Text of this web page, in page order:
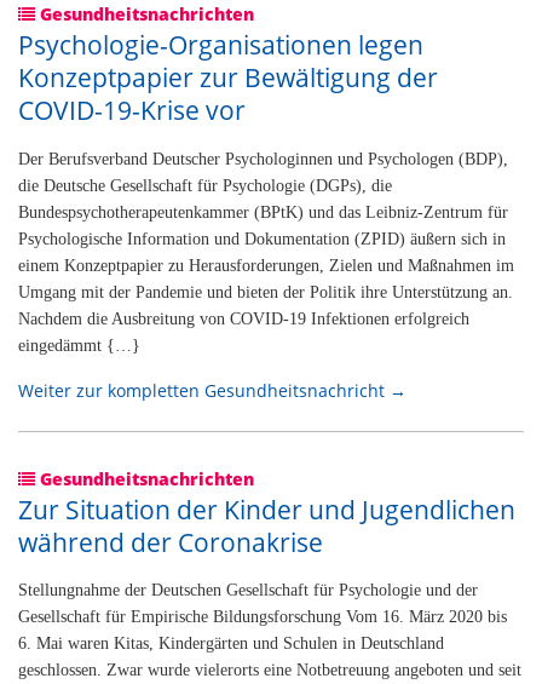
Gesundheitsnachrichten
Psychologie-Organisationen legen
Konzeptpapier zur Bewältigung der
COVID-19-Krise vor
Der Berufsverband Deutscher Psychologinnen und Psychologen (BDP),
die Deutsche Gesellschaft für Psychologie (DGPs), die
Bundespsychotherapeutenkammer (BPtK) und das Leibniz-Zentrum für
Psychologische Information und Dokumentation (ZPID) äußern sich in
einem Konzeptpapier zu Herausforderungen, Zielen und Maßnahmen im
Umgang mit der Pandemie und bieten der Politik ihre Unterstützung an.
Nachdem die Ausbreitung von COVID-19 Infektionen erfolgreich
eingedämmt {…}
Weiter zur kompletten Gesundheitsnachricht →
Gesundheitsnachrichten
Zur Situation der Kinder und Jugendlichen
während der Coronakrise
Stellungnahme der Deutschen Gesellschaft für Psychologie und der
Gesellschaft für Empirische Bildungsforschung Vom 16. März 2020 bis
6. Mai waren Kitas, Kindergärten und Schulen in Deutschland
geschlossen. Zwar wurde vielerorts eine Notbetreuung angeboten und seit